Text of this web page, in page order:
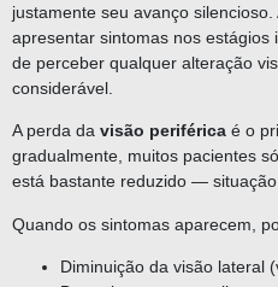
justamente seu avanço
apresentar sintomas nos
de perceber qualquer alteração
considerável.
A perda da visão periférica é o
gradualmente, muitos pacientes
está bastante reduzido —
Quando os sintomas aparecem,
Diminuição da visão lateral